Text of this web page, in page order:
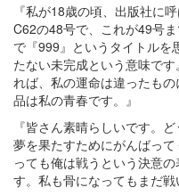
『私が18歳の頃、出版社に
C62の48号で、これが49号
で『999』というタイトル
たない未完成という意味で
れば、私の運命は違ったも
品は私の青春です。』
『皆さん素晴らしいです。
夢を果たすためにがんばっ
っても俺は戦うという決意
す。私も骨になってもまだ戦